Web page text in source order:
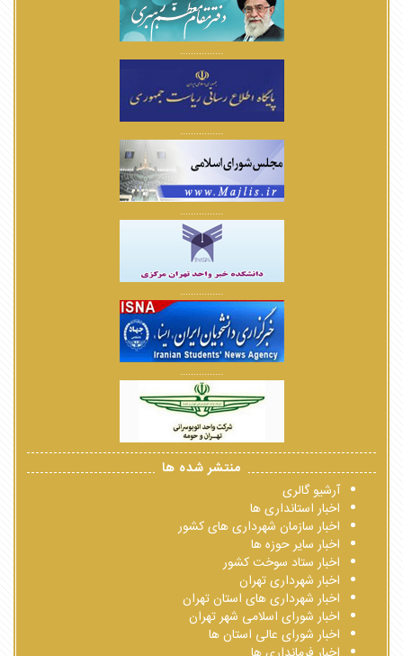
................
................
................
................
................
منتشر شده ها
آرشیو گالری
اخبار استانداری ها
اخبار سازمان شهرداری های کشور
اخبار سایر حوزه ها
اخبار ستاد سوخت کشور
اخبار شهرداری تهران
اخبار شهرداری های استان تهران
اخبار شورای اسلامی شهر تهران
اخبار شورای عالی استان ها